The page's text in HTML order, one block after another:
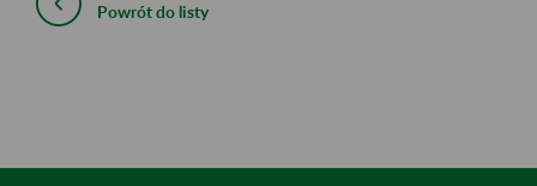
Powrót do listy